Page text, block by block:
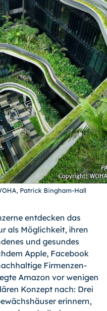
Patrick Bingham-Hall
entdecken das
als Möglichkeit, ihren
und gesundes
Apple, Facebook
Firmenzen­
Amazon vor wenigen
Konzept nach: Drei
erinnern,